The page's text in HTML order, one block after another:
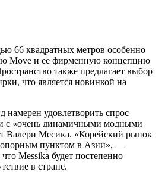
66 квадратных метров особенно
Move и ее фирменную концепцию
также предлагает выбор
что является новинкой на
намерен удовлетворить спрос
с «очень динамичными модными
Валери Месика. «Корейский рынок
опорным пунктом в Азии», —
Messika будет постепенно
в стране.